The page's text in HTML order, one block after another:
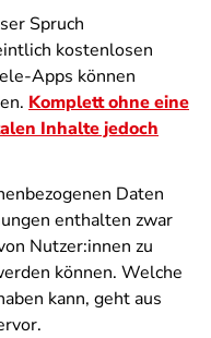
Spruch
kostenlosen
Apps können
Komplett ohne eine
Inhalte jedoch
Daten
enthalten zwar
Nutzer:innen zu
können. Welche
kann, geht aus